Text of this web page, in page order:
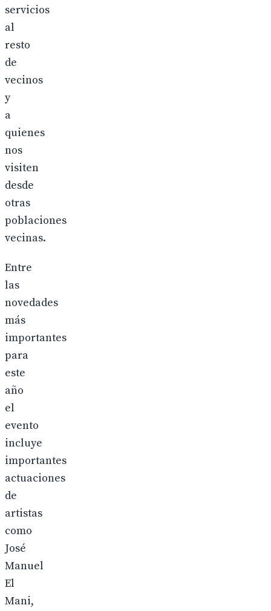
servicios
al
resto
de
vecinos
y
a
quienes
nos
visiten
desde
otras
poblaciones
vecinas.
Entre
las
novedades
más
importantes
para
este
año
el
evento
incluye
importantes
actuaciones
de
artistas
como
José
Manuel
El
Mani,